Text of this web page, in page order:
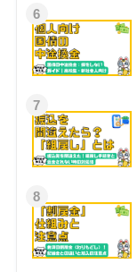
6
7
8